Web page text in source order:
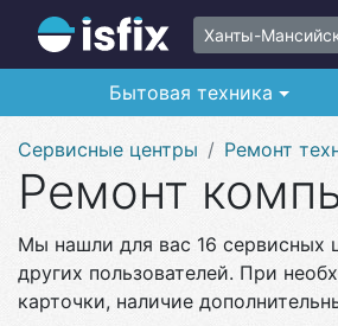
Ханты-
Бытовая техника
Сервисные центры Ремонт
Ремонт
Мы нашли для вас 16 сервисных
других пользователей. При
карточки, наличие